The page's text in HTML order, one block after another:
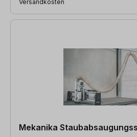
Versandkosten
Mekanika